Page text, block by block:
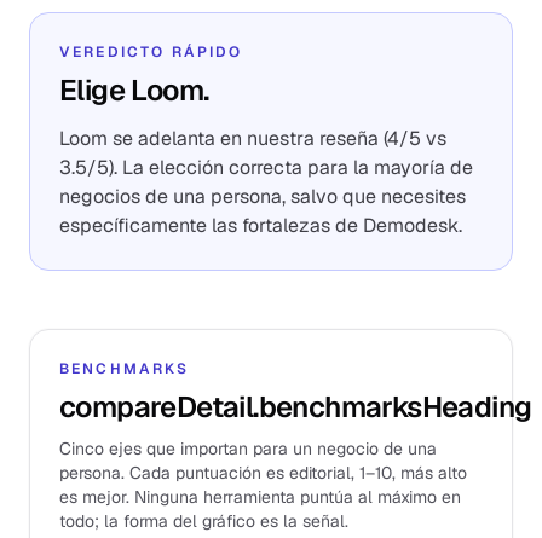
VEREDICTO RÁPIDO
Elige Loom.
Loom se adelanta en nuestra reseña (4/5 vs
3.5/5). La elección correcta para la mayoría de
negocios de una persona, salvo que necesites
específicamente las fortalezas de Demodesk.
BENCHMARKS
compareDetail.benchmarksHeading
Cinco ejes que importan para un negocio de una
persona. Cada puntuación es editorial, 1–10, más alto
es mejor. Ninguna herramienta puntúa al máximo en
todo; la forma del gráfico es la señal.